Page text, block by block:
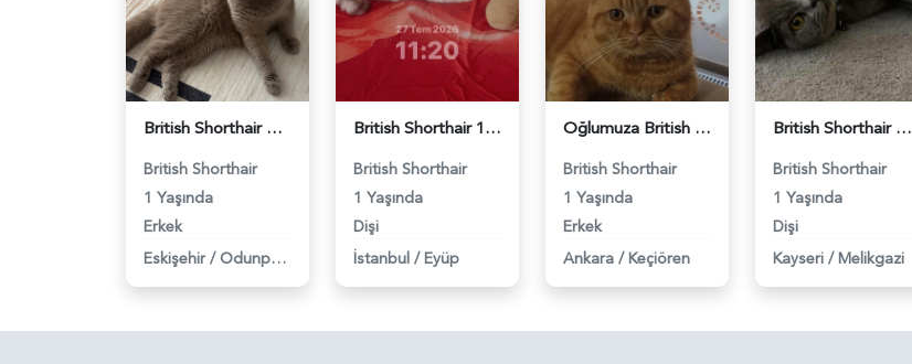
British Shorthair Oğlumuza eş arıyoruz - 118984638
British Shorthair
1 Yaşında
Erkek
Eskişehir / Odunpazarı
British Shorthair 11 Aylık Kızım Eş Arıyor - 118984640
British Shorthair
1 Yaşında
Dişi
İstanbul / Eyüp
Oğlumuza British güzel dişi arıyoruz - 118984620
British Shorthair
1 Yaşında
Erkek
Ankara / Keçiören
British Shorthair Kızım Mila'ya eş arıyorum - 118984614
British Shorthair
1 Yaşında
Dişi
Kayseri / Melikgazi